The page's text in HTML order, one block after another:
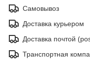
Самовывоз
Доставка курьером
Доставка почтой
Транспортная